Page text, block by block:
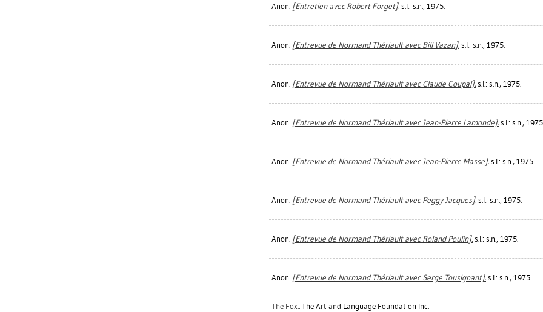
Anon. [Entretien avec Robert Forget]. s.l.: s.n., 1975.
Anon. [Entrevue de Normand Thériault avec Bill Vazan]. s.l.: s.n., 1975.
Anon. [Entrevue de Normand Thériault avec Claude Coupal]. s.l.: s.n., 1975.
Anon. [Entrevue de Normand Thériault avec Jean-Pierre Lamonde]. s.l.: s.n.,
Anon. [Entrevue de Normand Thériault avec Jean-Pierre Masse]. s.l.: s.n., 1975.
Anon. [Entrevue de Normand Thériault avec Peggy Jacques]. s.l.: s.n., 1975.
Anon. [Entrevue de Normand Thériault avec Roland Poulin]. s.l.: s.n., 1975.
Anon. [Entrevue de Normand Thériault avec Serge Tousignant]. s.l.: s.n., 1975.
The Fox.. The Art and Language Foundation Inc.